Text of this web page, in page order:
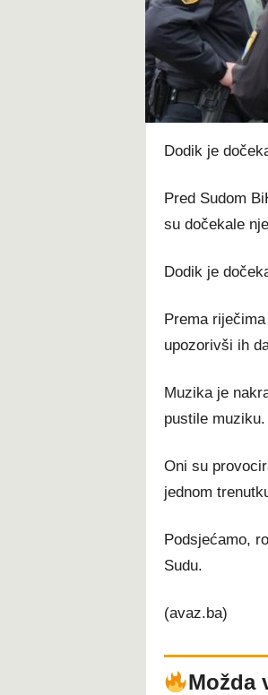
t
Dodik je
Pred Sudom
su dočekale
Dodik je
Prema
upozorivši ih
Muzika je
pustile muziku.
Oni su
jednom
Podsjećamo,
Sudu.
(avaz.ba)
Možda